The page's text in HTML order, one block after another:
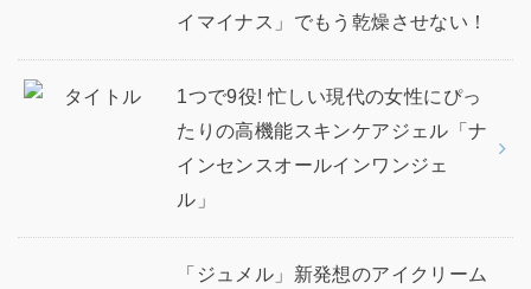
イマイナス」でもう乾燥させない！
1つで9役! 忙しい現代の女性にぴっ
たりの高機能スキンケアジェル「ナ
インセンスオールインワンジェ
ル」
「ジュメル」新発想のアイクリーム